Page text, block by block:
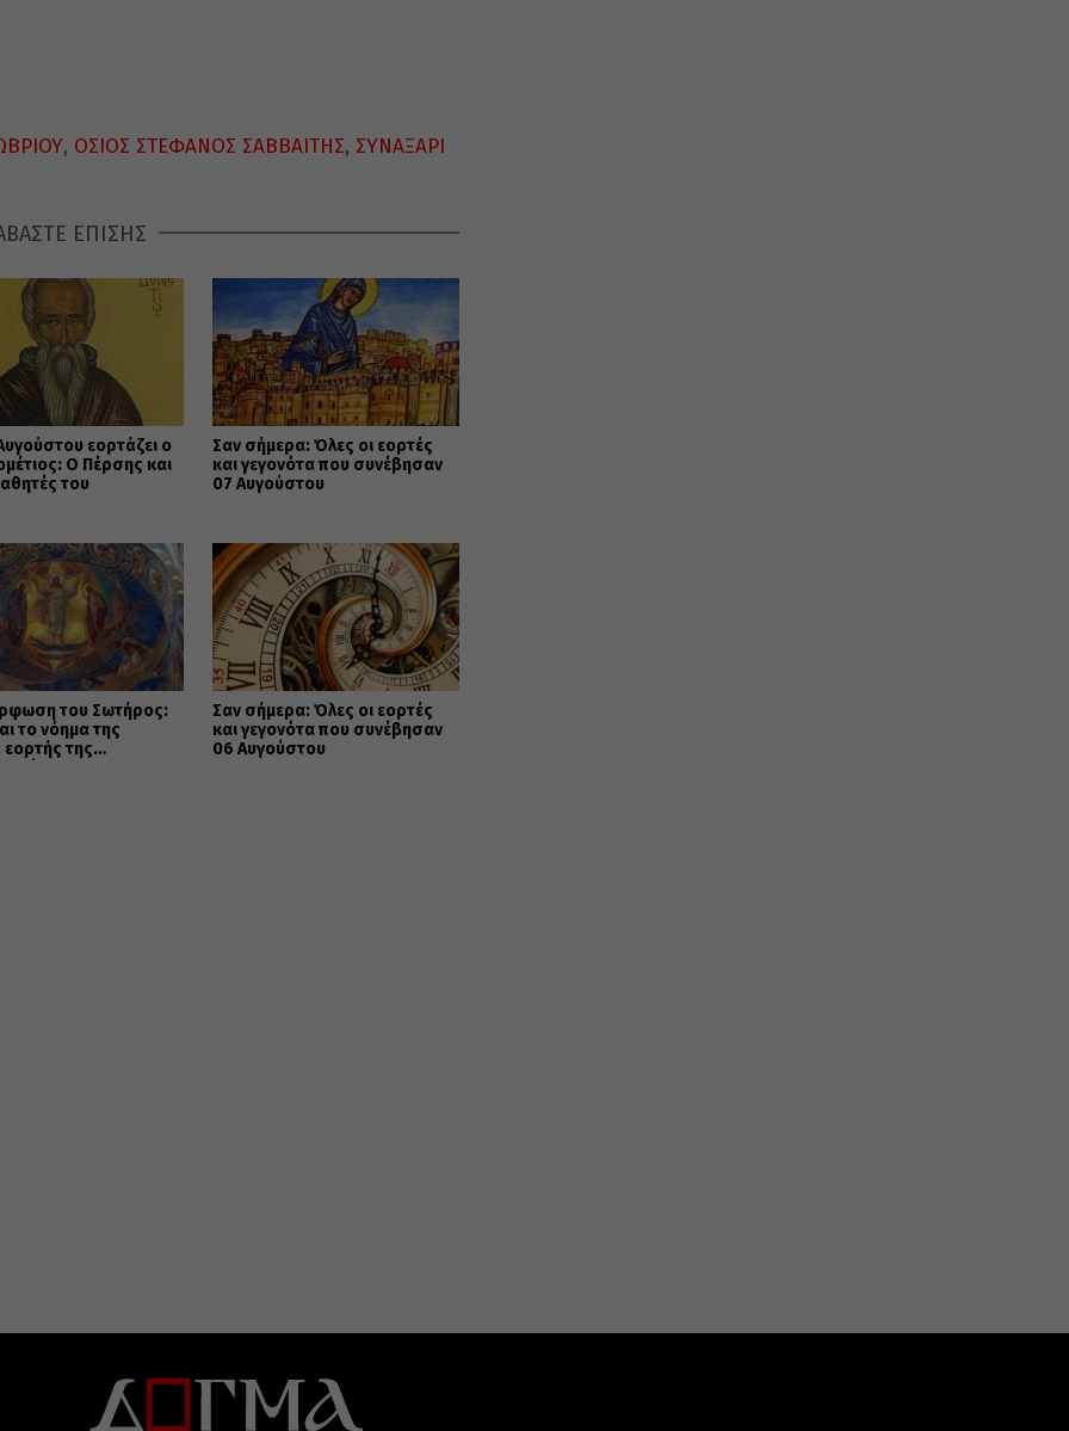
, ΟΣΙΟΣ ΣΤΕΦΑΝΟΣ ΣΑΒΒΑΙΤΗΣ, ΣΥΝΑΞΑΡΙ
ΕΠΙΣΗΣ
εορτάζει ο
Ο Πέρσης και
του
Σαν σήμερα: Όλες οι εορτές
και γεγονότα που συνέβησαν
07 Αυγούστου
του Σωτήρος:
το νόημα της
εορτής της
Σαν σήμερα: Όλες οι εορτές
και γεγονότα που συνέβησαν
06 Αυγούστου